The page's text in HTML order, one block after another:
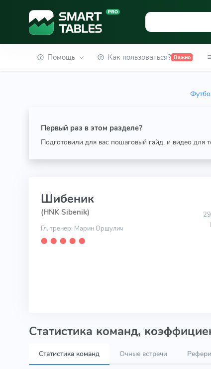
Помощь Как пользоваться? Важно
Первый раз в этом разделе?
Подготовили для вас пошаговый гайд, и видео для
Шибеник
(HNK Sibenik)
Гл. тренер: Марин Оршулич
⬤ ⬤ ⬤ ⬤ ⬤
Статистика команд,
Статистика команд Очные встречи